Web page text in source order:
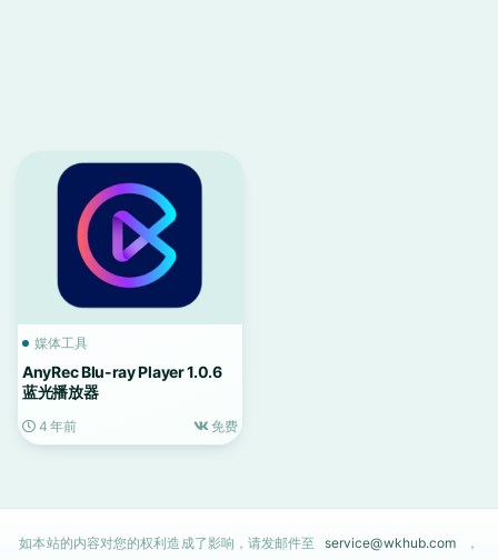
媒体工具
AnyRec Blu-ray Player 1.0.6
蓝光播放器
4 年前 免费
如本站的内容对您的权利造成了影响，请发邮件至 service@wkhub.com ，